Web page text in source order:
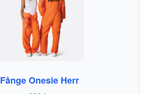
Fånge Onesie Herr